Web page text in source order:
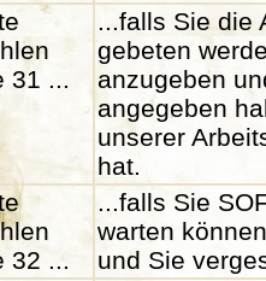
31 ...
...falls Sie die
gebeten
anzugeben
angegeben
unserer
hat.
32 ...
...falls Sie
warten
und Sie